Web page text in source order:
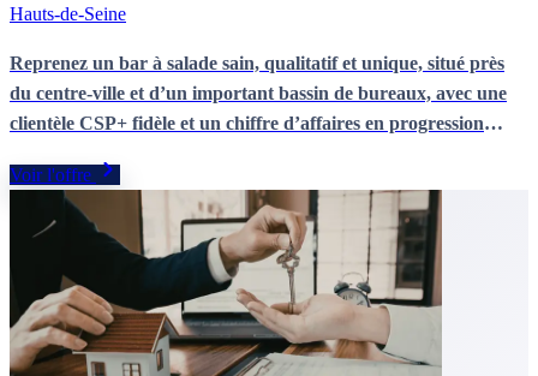
Hauts-de-Seine
Reprenez un bar à salade sain, qualitatif et unique, situé près
du centre-ville et d’un important bassin de bureaux, avec une
clientèle CSP+ fidèle et un chiffre d’affaires en progression
par un concept perçu comme franchisable et un
accompagnement possible de la dirigeante pour sécuriser la
transition.
Voir l'offre